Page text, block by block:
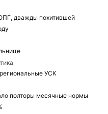
дважды похитившей
УСК
полторы месячные нормы